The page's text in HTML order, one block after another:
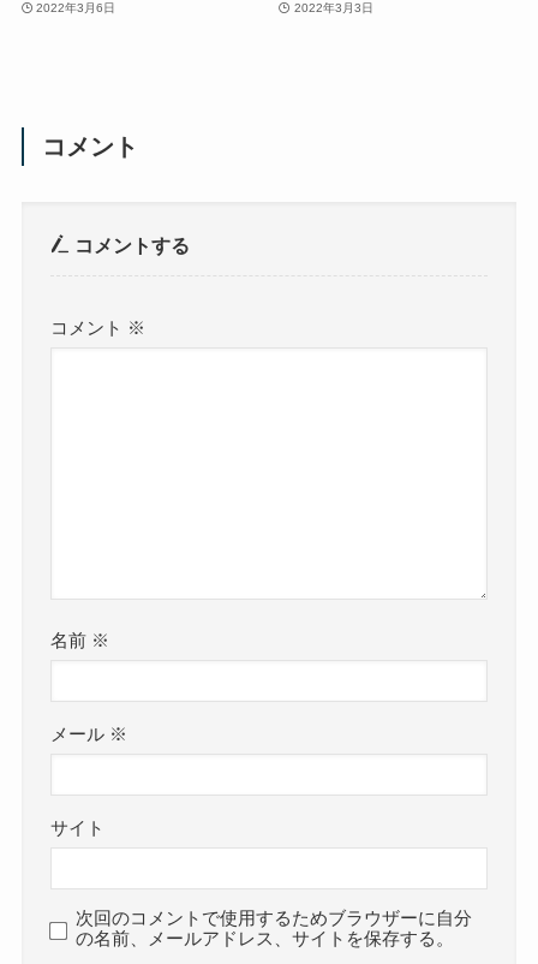
2022年3月6日 2022年3月3日
コメント
コメントする
コメント ※
名前 ※
メール ※
サイト
次回のコメントで使用するためブラウザーに自分
の名前、メールアドレス、サイトを保存する。